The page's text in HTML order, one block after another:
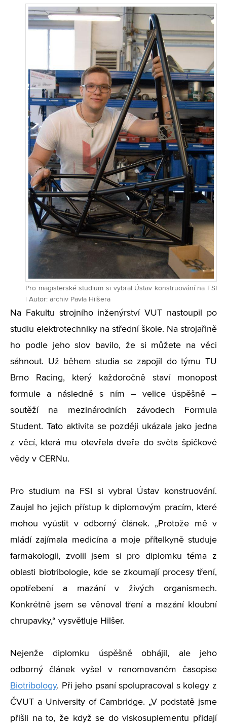
Pro magisterské studium si vybral Ústav konstruování na FSI
| Autor: archiv Pavla Hilšera
Na Fakultu strojního inženýrství VUT nastoupil po
studiu elektrotechniky na střední škole. Na strojařině
ho podle jeho slov bavilo, že si můžete na věci
sáhnout. Už během studia se zapojil do týmu TU
Brno Racing, který každoročně staví monopost
formule a následně s ním – velice úspěšně –
soutěží na mezinárodních závodech Formula
Student. Tato aktivita se později ukázala jako jedna
z věcí, která mu otevřela dveře do světa špičkové
vědy v CERNu.
Pro studium na FSI si vybral Ústav konstruování.
Zaujal ho jejich přístup k diplomovým pracím, které
mohou vyústit v odborný článek. „Protože mě v
mládí zajímala medicína a moje přítelkyně studuje
farmakologii, zvolil jsem si pro diplomku téma z
oblasti biotribologie, kde se zkoumají procesy tření,
opotřebení a mazání v živých organismech.
Konkrétně jsem se věnoval tření a mazání kloubní
chrupavky,“ vysvětluje Hilšer.
Nejenže diplomku úspěšně obhájil, ale jeho
odborný článek vyšel v renomovaném časopise
Biotribology. Při jeho psaní spolupracoval s kolegy z
ČVUT a University of Cambridge. „V podstatě jsme
přišli na to, že když se do viskosuplementu přidají